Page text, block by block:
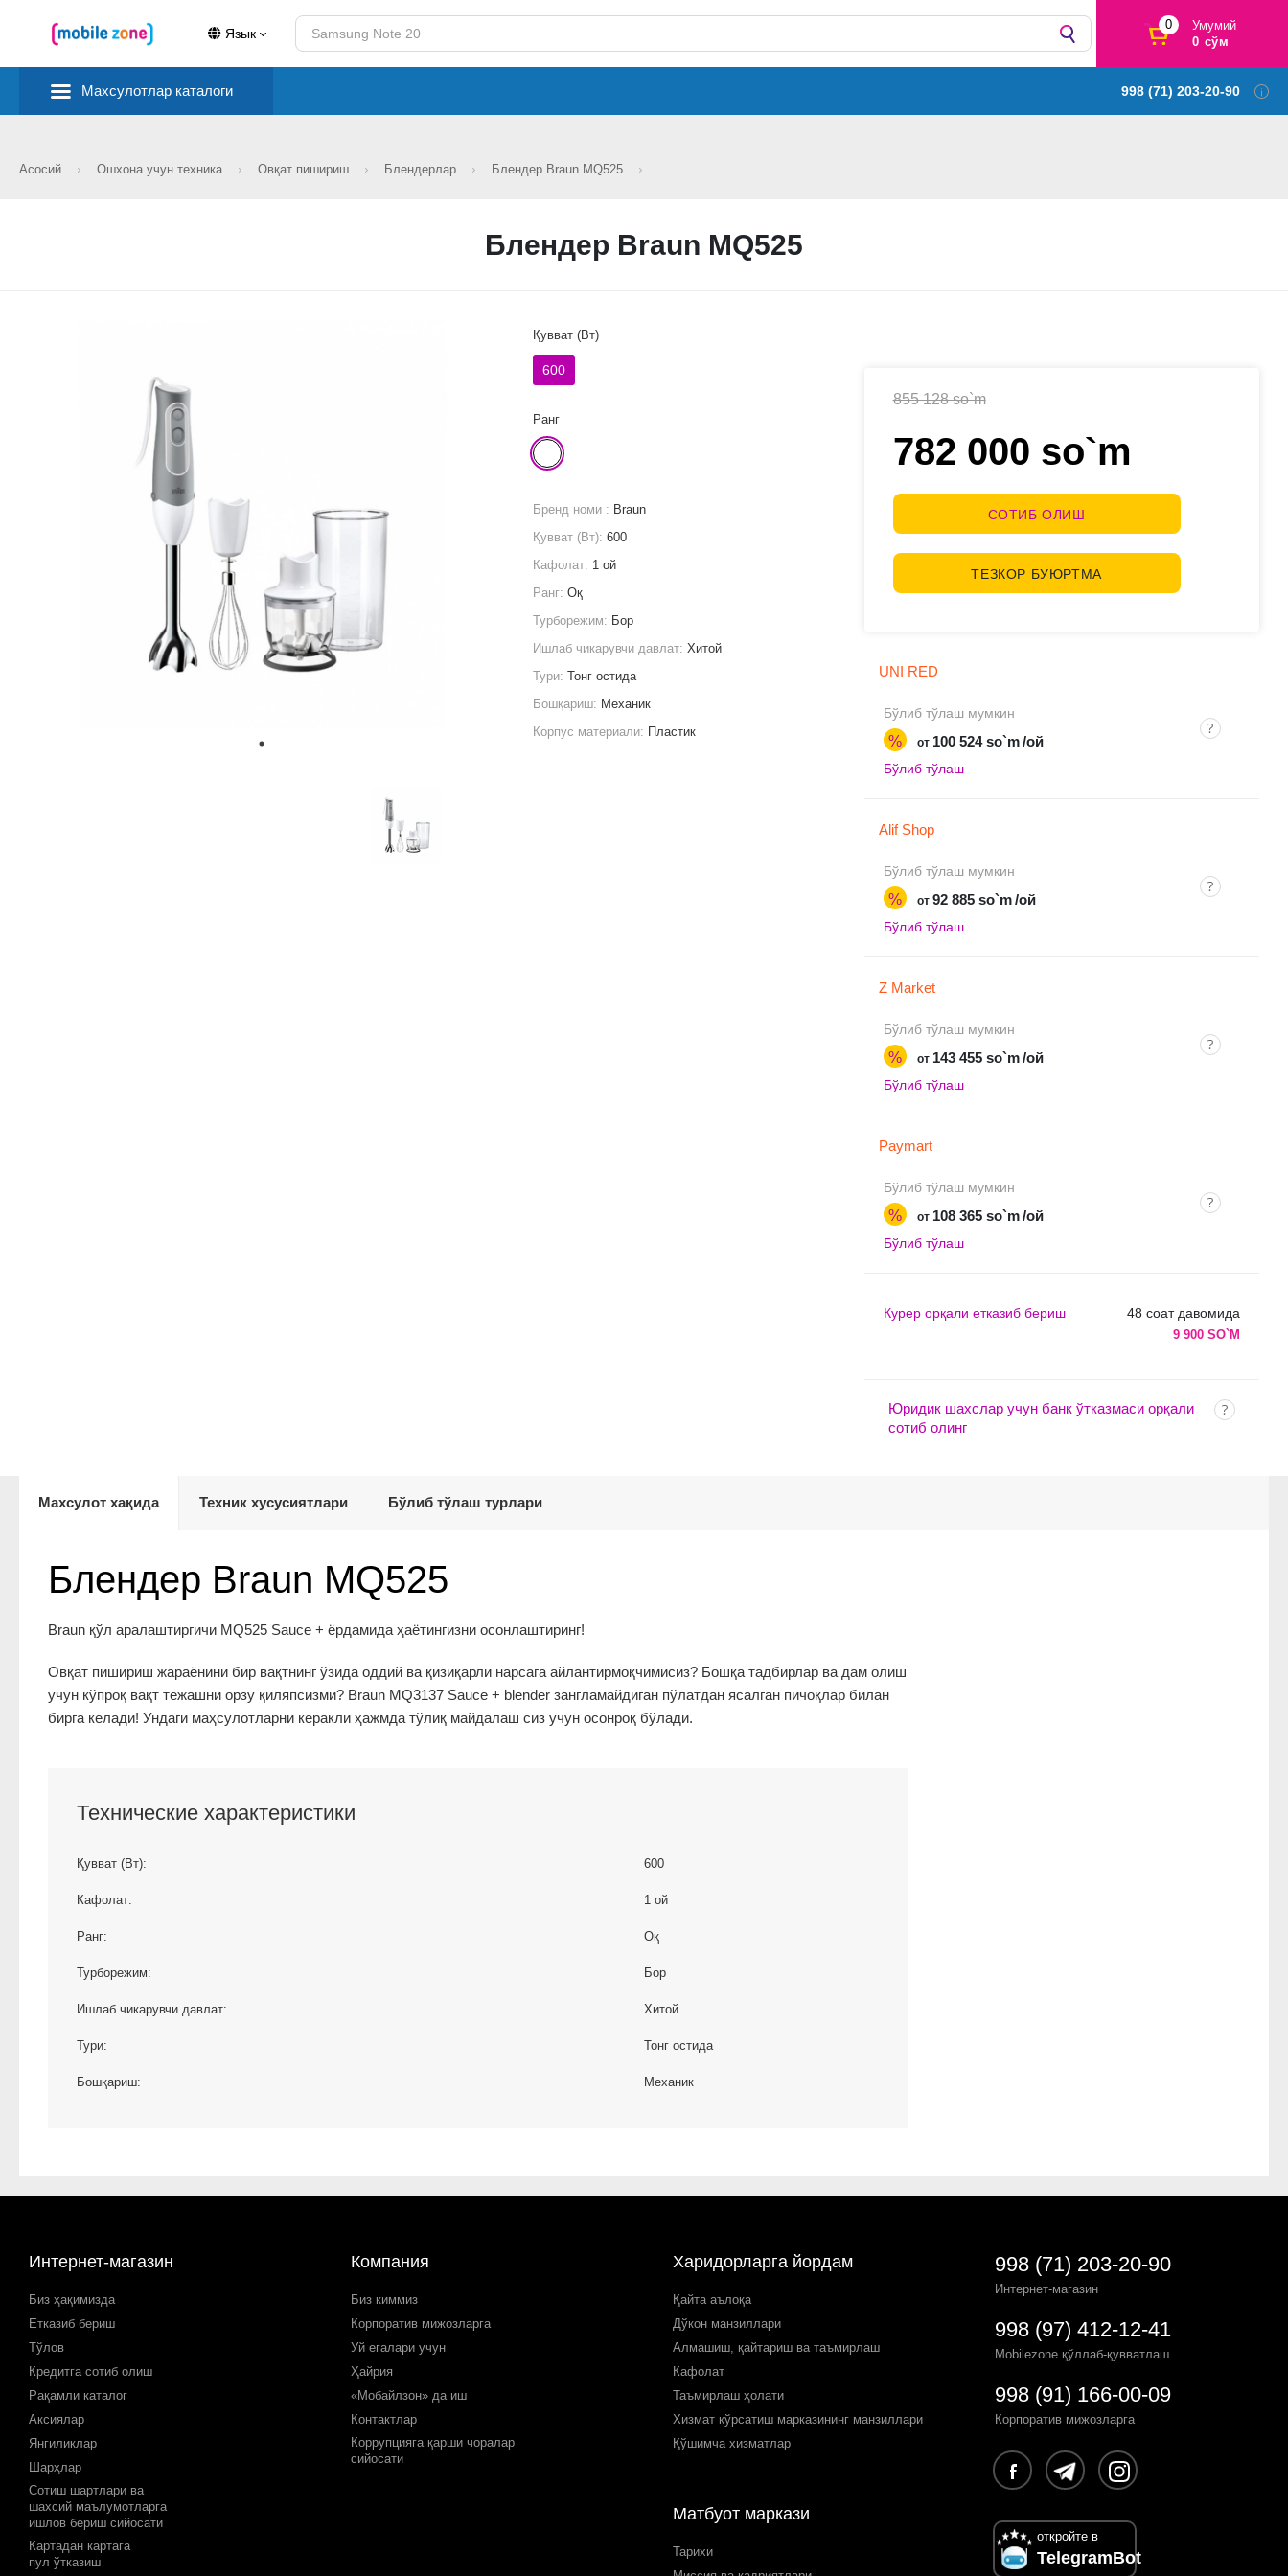
Язык
0
Умумий
0 сўм
Махсулотлар каталоги 998 (71) 203-20-90
Асосий Ошхона учун техника Овқат пишириш Блендерлар Блендер Braun MQ525
Блендер Braun MQ525
855 128 so`m
782 000 so`m
СОТИБ ОЛИШ
ТЕЗКОР БУЮРТМА
UNI RED
Бўлиб тўлаш мумкин
% от 100 524 so`m /ой
Бўлиб тўлаш
Alif Shop
Бўлиб тўлаш мумкин
% от 92 885 so`m /ой
Бўлиб тўлаш
Z Market
Бўлиб тўлаш мумкин
% от 143 455 so`m /ой
Бўлиб тўлаш
Paymart
Бўлиб тўлаш мумкин
% от 108 365 so`m /ой
Бўлиб тўлаш
Курер орқали етказиб бериш 48 соат давомида
9 900 SO`M
Юридик шахслар учун банк ўтказмаси орқали
сотиб олинг
Қувват (Вт)
600
Ранг
Бренд номи : Braun
Қувват (Вт):600
Кафолат: 1 ой
Ранг:Оқ
Турборежим: Бор
Ишлаб чикарувчи давлат:Хитой
Тури:Тонг остида
Бошқариш: Механик
Корпус материали: Пластик
Махсулот хақида Техник хусусиятлари Бўлиб тўлаш турлари
Блендер Braun MQ525
Braun қўл аралаштиргичи MQ525 Sauce + ёрдамида ҳаётингизни осонлаштиринг!
Овқат пишириш жараёнини бир вақтнинг ўзида оддий ва қизиқарли нарсага айлантирмоқчимисиз? Бошқа тадбирлар ва дам олиш
учун кўпроқ вақт тежашни орзу қиляпсизми? Braun MQ3137 Sauce + blender зангламайдиган пўлатдан ясалган пичоқлар билан
бирга келади! Ундаги маҳсулотларни керакли ҳажмда тўлиқ майдалаш сиз учун осонроқ бўлади.
Технические характеристики
Қувват (Вт): 600
Кафолат: 1 ой
Ранг: Оқ
Турборежим: Бор
Ишлаб чикарувчи давлат: Хитой
Тури: Тонг остида
Бошқариш: Механик
Интернет-магазин
Биз ҳақимизда
Етказиб бериш
Тўлов
Кредитга сотиб олиш
Рақамли каталог
Аксиялар
Янгиликлар
Шарҳлар
Сотиш шартлари ва
шахсий маълумотларга
ишлов бериш сийосати
Картадан картага
пул ўтказиш
Компания
Биз киммиз
Корпоратив мижозларга
Уй егалари учун
Ҳайрия
«Мобайлзон» да иш
Контактлар
Коррупцияга қарши чоралар
сийосати
Харидорларга йордам
Қайта аълоқа
Дўкон манзиллари
Алмашиш, қайтариш ва таъмирлаш
Кафолат
Таъмирлаш ҳолати
Хизмат кўрсатиш марказининг манзиллари
Қўшимча хизматлар
Матбуот маркази
Тарихи
998 (71) 203-20-90
Интернет-магазин
998 (97) 412-12-41
Mobilezone қўллаб-қувватлаш
998 (91) 166-00-09
Корпоратив мижозларга
откройте в
TelegramBot